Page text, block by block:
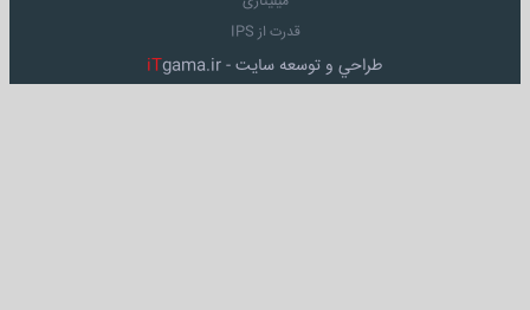
قدرت از IPS
طراحي و توسعه سايت - iTgama.ir